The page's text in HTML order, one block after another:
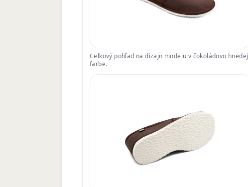
Celkový pohľad na dizajn modelu v čokoládovo hnedej
farbe.